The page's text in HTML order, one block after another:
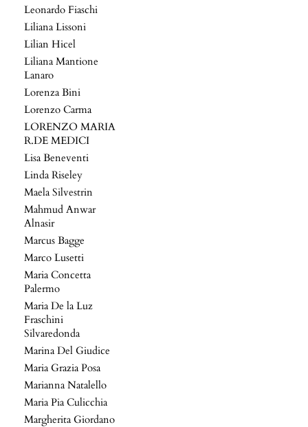
Leonardo Fiaschi
Liliana Lissoni
Lilian Hicel
Liliana Mantione
Lanaro
Lorenza Bini
Lorenzo Carma
LORENZO MARIA
R.DE MEDICI
Lisa Beneventi
Linda Riseley
Maela Silvestrin
Mahmud Anwar
Alnasir
Marcus Bagge
Marco Lusetti
Maria Concetta
Palermo
Maria De la Luz
Fraschini
Silvaredonda
Marina Del Giudice
Maria Grazia Posa
Marianna Natalello
Maria Pia Culicchia
Margherita Giordano